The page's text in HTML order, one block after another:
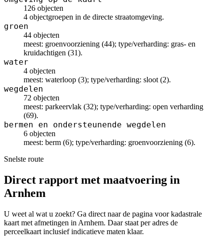
126 objecten
4 objectgroepen in de directe straatomgeving.
groen
44 objecten
meest: groenvoorziening (44); type/verharding: gras- en
kruidachtigen (31).
water
4 objecten
meest: waterloop (3); type/verharding: sloot (2).
wegdelen
72 objecten
meest: parkeervlak (32); type/verharding: open verharding
(69).
bermen en ondersteunende wegdelen
6 objecten
meest: berm (6); type/verharding: groenvoorziening (6).
Snelste route
Direct rapport met maatvoering in
Arnhem
U weet al wat u zoekt? Ga direct naar de pagina voor kadastrale
kaart met afmetingen in Arnhem. Daar staat per adres de
perceelkaart inclusief indicatieve maten klaar.